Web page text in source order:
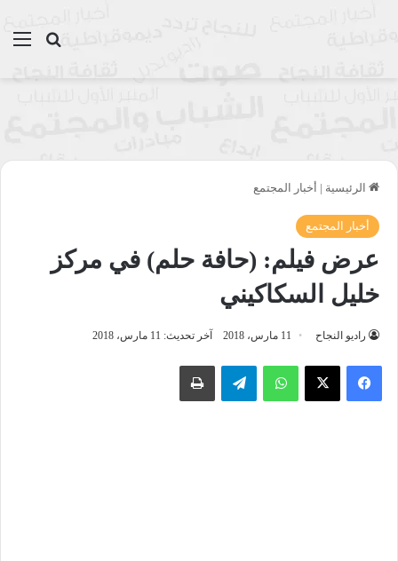
بحث
الرئيسية | أخبار المجتمع
أخبار المجتمع
عرض فيلم: (حافة حلم) في مركز
خليل السكاكيني
راديو النجاح 11 مارس، 2018 آخر تحديث: 11 مارس، 2018
واتساب تيلقرام طباعة